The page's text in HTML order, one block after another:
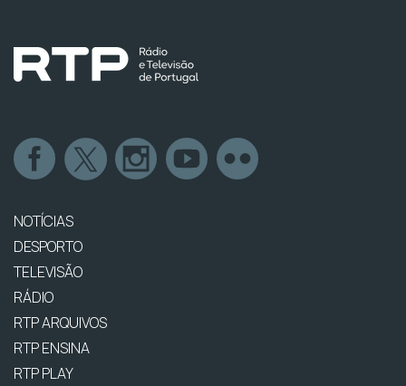
NOTÍCIAS
DESPORTO
TELEVISÃO
RÁDIO
RTP ARQUIVOS
RTP ENSINA
RTP PLAY